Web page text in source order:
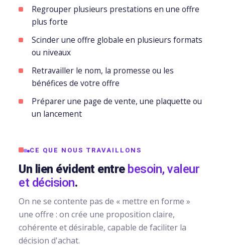
réseaux
sociaux
Packs
stratégiques
Regrouper plusieurs prestations en une offre
plus forte
Scinder une offre globale en plusieurs formats
ou niveaux
Retravailler le nom, la promesse ou les
bénéfices de votre offre
Préparer une page de vente, une plaquette ou
un lancement
CE QUE NOUS TRAVAILLONS
Un lien évident entrebesoin, valeur
et décision.
On ne se contente pas de « mettre en forme »
une offre : on crée une proposition claire,
cohérente et désirable, capable de faciliter la
décision d'achat.